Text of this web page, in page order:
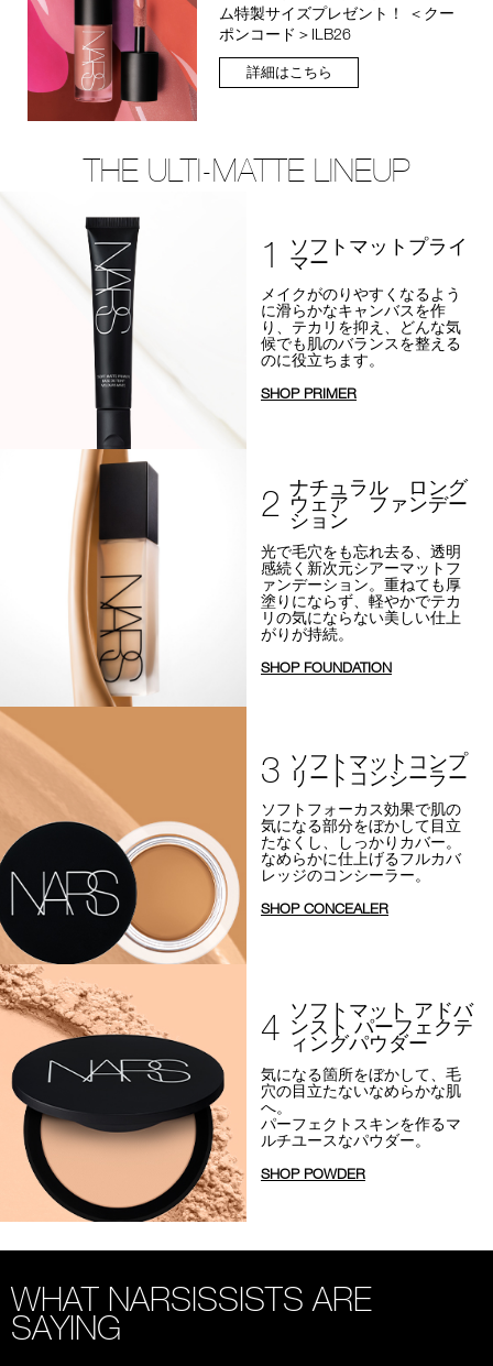
ム特製サイズプレゼント！ ＜クー
ポンコード＞ILB26
詳細はこちら
THE ULTI-MATTE LINEUP
1 ソフトマットプライ
マー
メイクがのりやすくなるよう
に滑らかなキャンバスを作
り、テカリを抑え、
どんな気
候でも肌のバランスを整える
のに役立ちます。
SHOP PRIMER
2 ナチュラル ロング
ウェア ファンデー
ション
光で毛穴をも忘れ去る、透明
感続く新次元シアーマットフ
ァンデーション。 重ねても厚
塗りにならず、軽やかでテカ
リの気にならない美しい仕上
がりが持続。
SHOP FOUNDATION
3 ソフトマットコンプ
リートコンシーラー
ソフトフォーカス効果で肌の
気になる部分をぼかして目立
たなくし、しっかりカバー。
なめらかに仕上げるフルカバ
レッジのコンシーラー。
SHOP CONCEALER
4 ソフトマット アドバ
ンスト パーフェクテ
ィングパウダー
気になる箇所をぼかして、 毛
穴の目立たないなめらかな肌
へ。
パーフェクトスキンを作るマ
ルチユースなパウダー。
SHOP POWDER
WHAT NARSISSISTS ARE
SAYING